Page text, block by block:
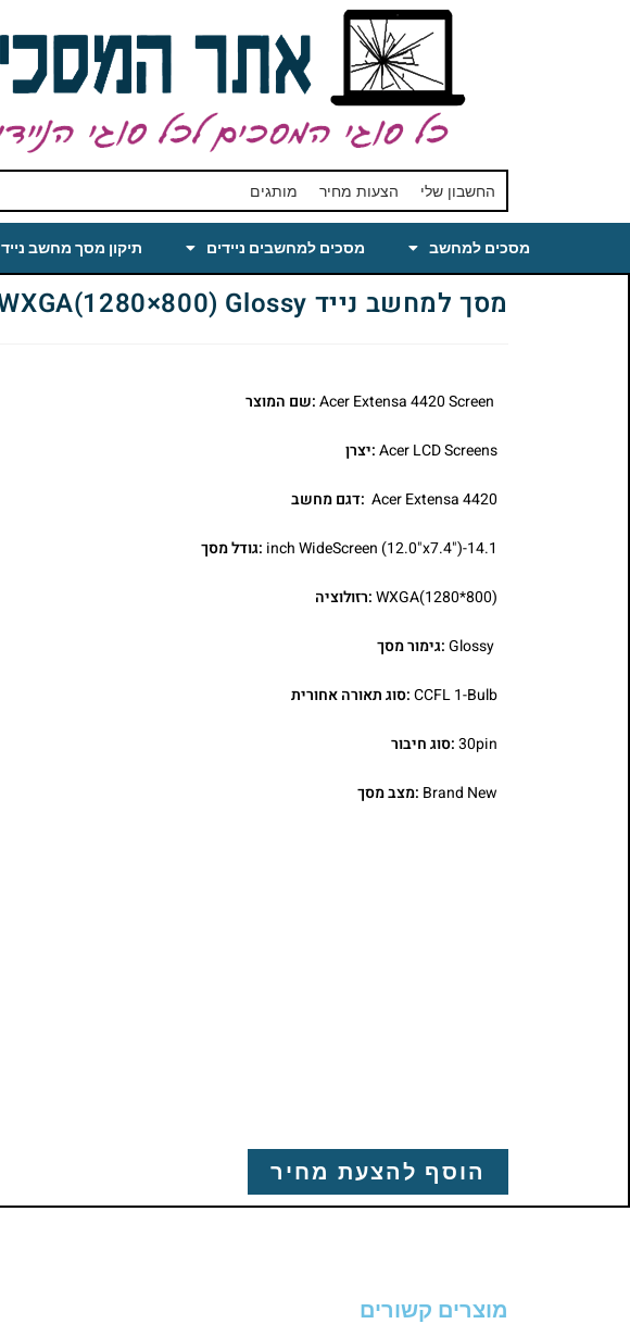
החשבון שלי הצעות מחיר מותגים
מסכים למחשב מסכים למחשבים ניידים תיקון מסך מחשב נייד
מסך למחשב נייד Buy Acer Extensa 4420 Laptop LCD Screen 14.1 WXGA(1280×800) Glossy
:שם המוצר
Acer LCD Screens:יצרן
Acer Extensa 4420 :דגם מחשב
14.1-inch WideScreen (12.0"x7.4") :גודל מסך
WXGA(1280*800):רזולוציה
Glossy:גימור מסך
CCFL 1-Bulb:סוג תאורה אחורית
30pin:סוג חיבור
Brand New :מצב מסך
הוסף להצעת מחיר
מוצרים קשורים